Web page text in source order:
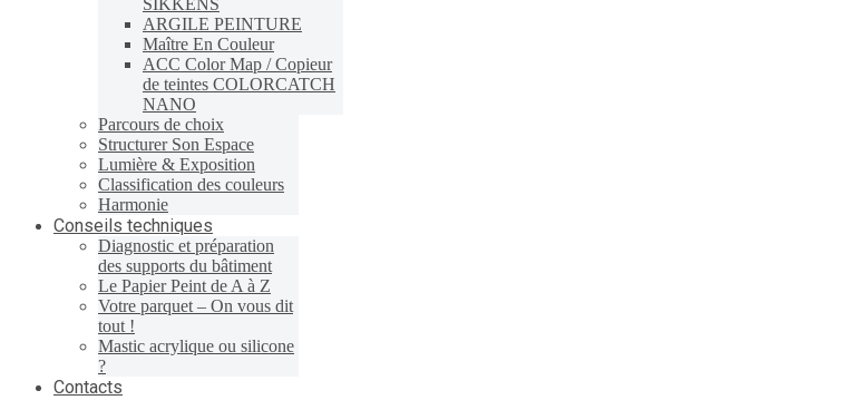
ARGILE PEINTURE
Maître En Couleur
ACC Color Map / Copieur
de teintes COLORCATCH
NANO
Parcours de choix
Structurer Son Espace
Lumière & Exposition
Classification des couleurs
Harmonie
Conseils techniques
Diagnostic et préparation
des supports du bâtiment
Le Papier Peint de A à Z
Votre parquet – On vous dit
tout !
Mastic acrylique ou silicone
?
Contacts